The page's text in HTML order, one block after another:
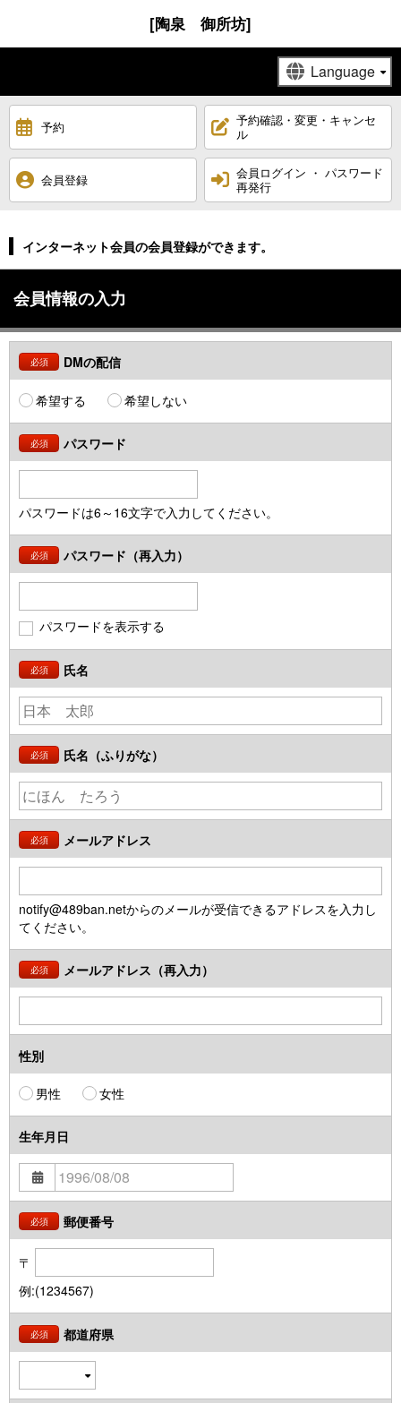
[陶泉 御所坊]
予約
予約確認・変更・キャンセ
ル
会員登録
会員ログイン ・ パスワード
再発行
インターネット会員の会員登録ができます。
会員情報の入力
必須 DMの配信
希望する 希望しない
必須 パスワード
パスワードは6～16文字で入力してください。
必須 パスワード（再入力）
パスワードを表示する
必須 氏名
必須 氏名（ふりがな）
必須 メールアドレス
notify@489ban.netからのメールが受信できるアドレスを入力し
てください。
必須 メールアドレス（再入力）
性別
男性 女性
生年月日
必須 郵便番号
〒
例:(1234567)
必須 都道府県